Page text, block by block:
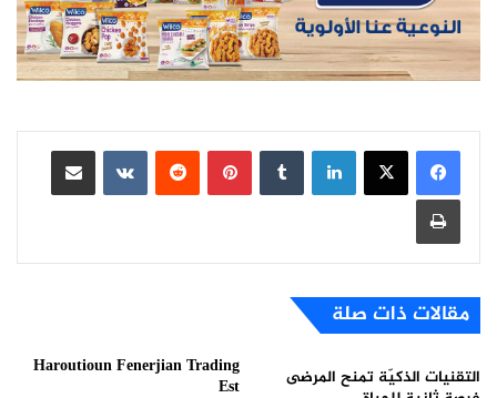
لينكدإن بينتيريست
مشاركة عبر البريد
طباعة
مقالات ذات صلة
التقنيات الذكيّة تمنح المرضى
Haroutioun Fenerjian Trading
Est